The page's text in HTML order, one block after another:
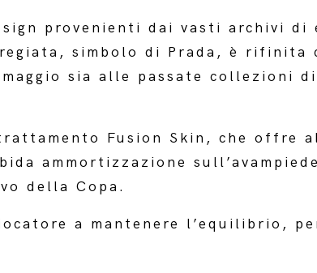
provenienti dai vasti archivi di
simbolo di Prada, è rifinita
sia alle passate collezioni
Fusion Skin, che offre
ammortizzazione
della Copa.
a mantenere l’equilibrio,